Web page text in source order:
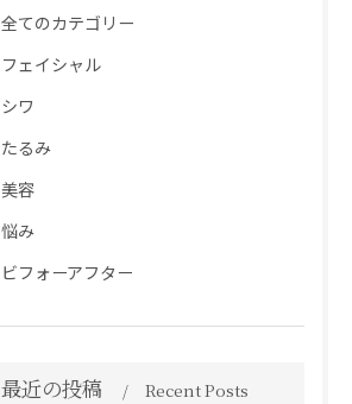
全てのカテゴリー
フェイシャル
シワ
たるみ
美容
悩み
ビフォーアフター
最近の投稿 Recent Posts